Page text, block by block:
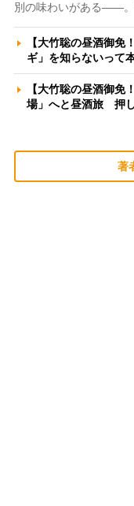
別の味わいがある――
【大竹聡の昼酒御免
ギ」を知らないっ
【大竹聡の昼酒御免
場」へと昼酒旅 押
著